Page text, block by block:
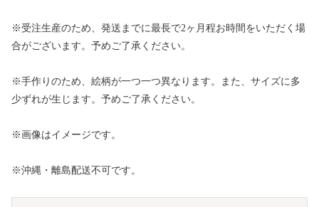
※受注生産のため、発送までに最長で2ヶ月程お時間をいただく場
合がございます。予めご了承ください。
※手作りのため、絵柄が一つ一つ異なります。また、サイズに多
少ずれが生じます。予めご了承ください。
※画像はイメージです。
※沖縄・離島配送不可です。